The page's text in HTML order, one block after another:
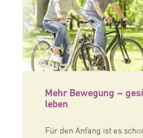
Mehr Bewegung –
leben
Für den Anfang ist es